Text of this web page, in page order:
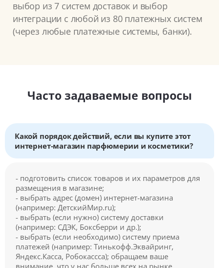
выбор из 7 систем доставок и выбор
интеграции с любой из 80 платежных систем
(через любые платежные системы, банки).
Часто задаваемые вопросы
Какой порядок действий, если вы купите этот
интернет-магазин парфюмерии и косметики?
- подготовить список товаров и их параметров для
размещения в магазине;
- выбрать адрес (домен) интернет-магазина
(например: ДетскийМир.ru);
- выбрать (если нужно) систему доставки
(например: СДЭК, Боксберри и др.);
- выбрать (если необходимо) систему приема
платежей (например: Тинькофф.Эквайринг,
Яндекс.Касса, Робокассса); обращаем ваше
внимание, что у нас больше всех на рынке